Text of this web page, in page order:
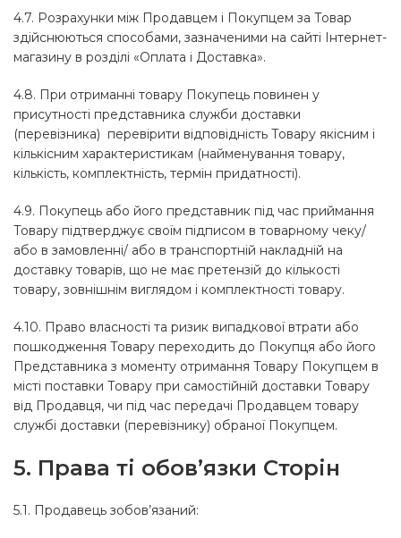
4.7. Розрахунки між Продавцем і Покупцем за Товар
здійснюються способами, зазначеними на сайті Інтернет-
магазину в розділі «Оплата і Доставка».
4.8. При отриманні товару Покупець повинен у
присутності представника служби доставки
(перевізника) перевірити відповідність Товару якісним і
кількісним характеристикам (найменування товару,
кількість, комплектність, термін придатності).
4.9. Покупець або його представник під час приймання
Товару підтверджує своїм підписом в товарному чеку/
або в замовленні/ або в транспортній накладній на
доставку товарів, що не має претензій до кількості
товару, зовнішнім виглядом і комплектності товару.
4.10. Право власності та ризик випадкової втрати або
пошкодження Товару переходить до Покупця або його
Представника з моменту отримання Товару Покупцем в
місті поставки Товару при самостійній доставки Товару
від Продавця, чи під час передачі Продавцем товару
службі доставки (перевізнику) обраної Покупцем.
5. Права ті обов’язки Сторін
5.1. Продавець зобов’язаний: